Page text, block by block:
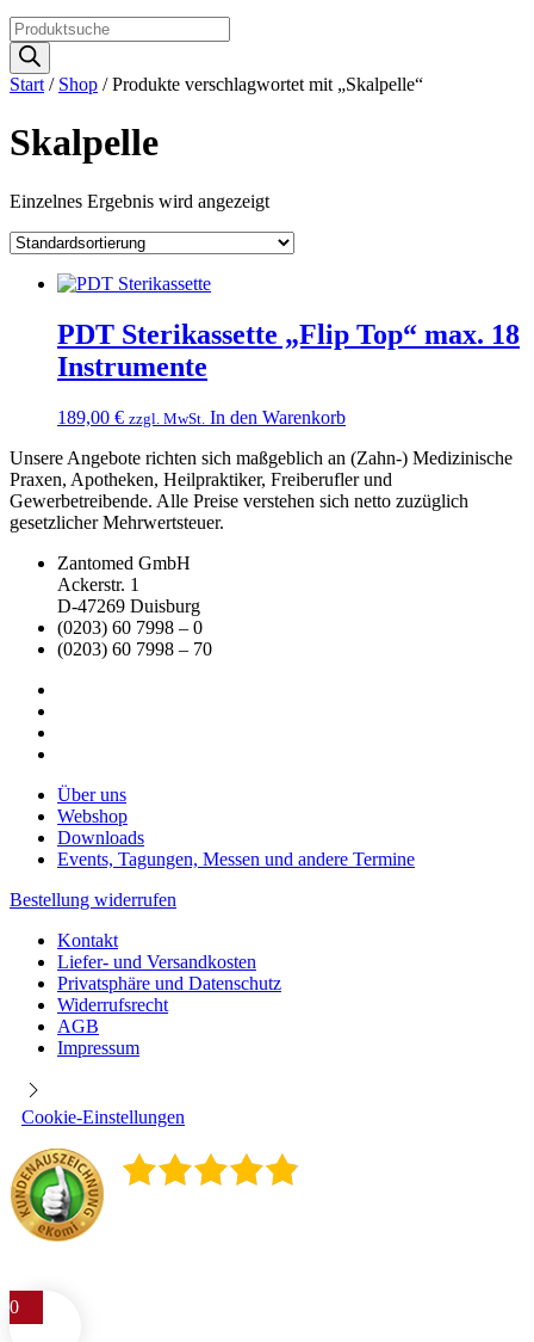
Products
search
Start / Shop / Produkte verschlagwortet mit „Skalpelle“
Skalpelle
Einzelnes Ergebnis wird angezeigt
PDT Sterikassette „Flip Top“ max. 18
Instrumente
189,00 € zzgl. MwSt. In den Warenkorb
Unsere Angebote richten sich maßgeblich an (Zahn-) Medizinische
Praxen, Apotheken, Heilpraktiker, Freiberufler und
Gewerbetreibende. Alle Preise verstehen sich netto zuzüglich
gesetzlicher Mehrwertsteuer.
Zantomed GmbH
Ackerstr. 1
D-47269 Duisburg
(0203) 60 7998 – 0
(0203) 60 7998 – 70
Über uns
Webshop
Downloads
Events, Tagungen, Messen und andere Termine
Bestellung widerrufen
Kontakt
Liefer- und Versandkosten
Privatsphäre und Datenschutz
Widerrufsrecht
AGB
Impressum
Cookie-Einstellungen
0